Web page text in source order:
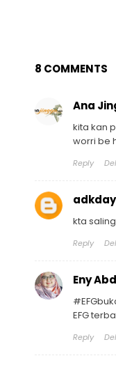
8 COMMENTS
Ana
kita kan
worri be
Reply
kta
Reply
Eny
EFG
Reply